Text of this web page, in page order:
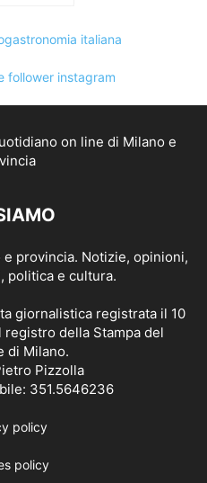
provincia. Notizie, opinioni,
politica e cultura.
giornalistica registrata il 10
della Stampa del
di Milano.
Pizzolla
351.5646236
policy
policy